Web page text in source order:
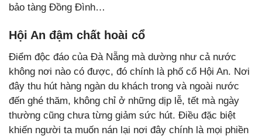
bảo tàng Đồng Đình…
Hội An đậm chất hoài cổ
Điểm độc đáo của Đà Nẵng mà dường như cả nước
không nơi nào có được, đó chính là phố cổ Hội An. Nơi
đây thu hút hàng ngàn du khách trong và ngoài nước
đến ghé thăm, không chỉ ở những dịp lễ, tết mà ngày
thường cũng chưa từng giảm sức hút. Điều đặc biệt
khiến người ta muốn nán lại nơi đây chính là mọi phiền